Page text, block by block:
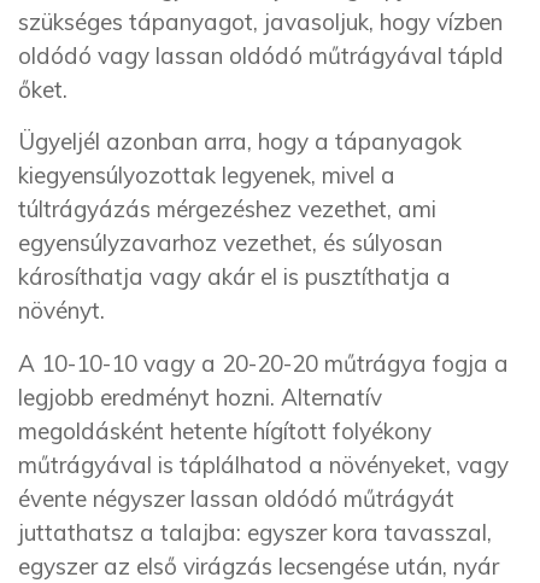
szükséges tápanyagot, javasoljuk, hogy vízben
oldódó vagy lassan oldódó műtrágyával tápld
őket.
Ügyeljél azonban arra, hogy a tápanyagok
kiegyensúlyozottak legyenek, mivel a
túltrágyázás mérgezéshez vezethet, ami
egyensúlyzavarhoz vezethet, és súlyosan
károsíthatja vagy akár el is pusztíthatja a
növényt.
A 10-10-10 vagy a 20-20-20 műtrágya fogja a
legjobb eredményt hozni. Alternatív
megoldásként hetente hígított folyékony
műtrágyával is táplálhatod a növényeket, vagy
évente négyszer lassan oldódó műtrágyát
juttathatsz a talajba: egyszer kora tavasszal,
egyszer az első virágzás lecsengése után, nyár